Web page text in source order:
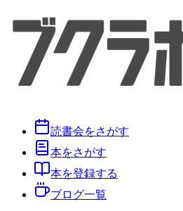
読書会をさがす
本をさがす
本を登録する
ブログ一覧